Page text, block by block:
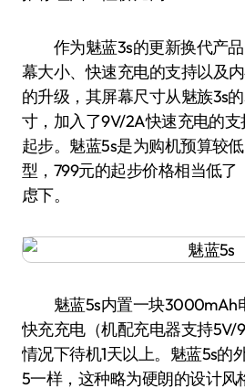
作为魅蓝3s的更新换代产品
幕大小、快速充电的支持以及
的升级，其屏幕尺寸从魅族3s
寸，加入了9V/2A快速充电的
起步。魅蓝5s是为购机预算较
型，799元的起步价格相当低
虑下。
魅蓝5s内置一块3000mAh
快充充电（机配充电器支持5V/
情况下待机1天以上。魅蓝5s的
5一样，这种略为硬朗的设计风